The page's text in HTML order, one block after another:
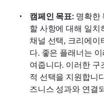
캠페인 목표: 명확한
할 사항에 대해 일
채널 선택, 크리에이
다. 좋은 플래너는
여줍니다. 이러한 구
적 선택을 지원합니
즈니스 성과와 연결